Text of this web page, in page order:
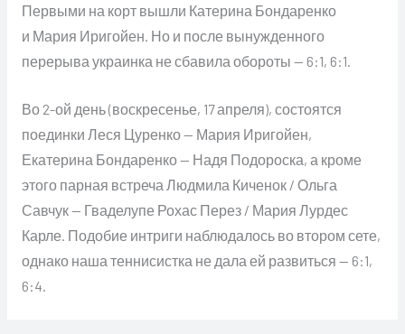
Первыми на корт вышли Катерина Бондаренко
и Мария Иригойен. Но и после вынужденного
перерыва украинка не сбавила обороты — 6:1, 6:1.
Во 2-ой день (воскресенье, 17 апреля), состоятся
поединки Леся Цуренко — Мария Иригойен,
Екатерина Бондаренко — Надя Подороска, а кроме
этого парная встреча Людмила Киченок / Ольга
Савчук — Гваделупе Рохас Перез / Мария Лурдес
Карле. Подобие интриги наблюдалось во втором сете,
однако наша теннисистка не дала ей развиться — 6:1,
6:4.